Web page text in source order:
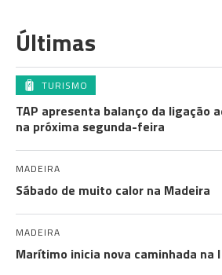
Últimas
TURISMO
TAP apresenta balanço da ligação
na próxima segunda-feira
MADEIRA
Sábado de muito calor na Madeira
MADEIRA
Marítimo inicia nova caminhada na